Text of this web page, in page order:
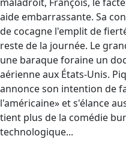
aide embarrassante. Sa
de cocagne l'emplit de
reste de la journée. Le
une baraque foraine un
aérienne aux États-Unis.
annonce son intention de
l'américaine» et s'élance
tient plus de la comédie
technologique...